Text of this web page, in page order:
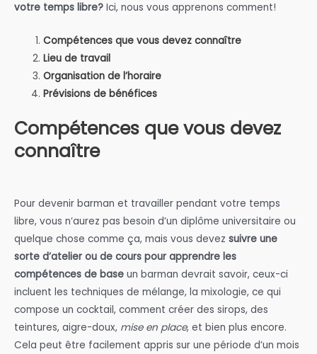
votre temps libre? Ici, nous vous apprenons comment!
Compétences que vous devez connaître
Lieu de travail
Organisation de l’horaire
Prévisions de bénéfices
Compétences que vous devez
connaître
Pour devenir barman et travailler pendant votre temps
libre, vous n’aurez pas besoin d’un diplôme universitaire ou
quelque chose comme ça, mais vous devez suivre une
sorte d’atelier ou de cours pour apprendre les
compétences de base un barman devrait savoir, ceux-ci
incluent les techniques de mélange, la mixologie, ce qui
compose un cocktail, comment créer des sirops, des
teintures, aigre-doux, mise en place, et bien plus encore.
Cela peut être facilement appris sur une période d’un mois